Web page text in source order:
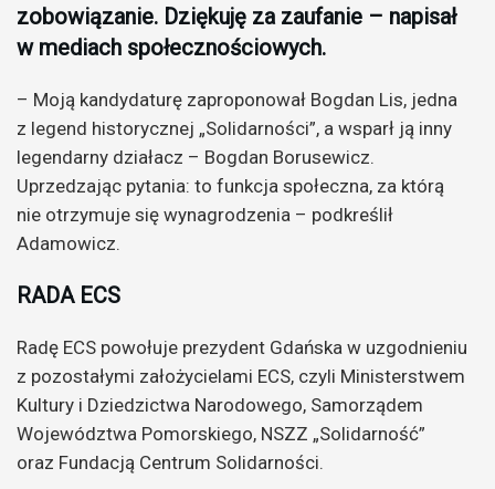
zobowiązanie. Dziękuję za zaufanie – napisał
w mediach społecznościowych.
– Moją kandydaturę zaproponował Bogdan Lis, jedna
z legend historycznej „Solidarności”, a wsparł ją inny
legendarny działacz – Bogdan Borusewicz.
Uprzedzając pytania: to funkcja społeczna, za którą
nie otrzymuje się wynagrodzenia – podkreślił
Adamowicz.
RADA ECS
Radę ECS powołuje prezydent Gdańska w uzgodnieniu
z pozostałymi założycielami ECS, czyli Ministerstwem
Kultury i Dziedzictwa Narodowego, Samorządem
Województwa Pomorskiego, NSZZ „Solidarność”
oraz Fundacją Centrum Solidarności.